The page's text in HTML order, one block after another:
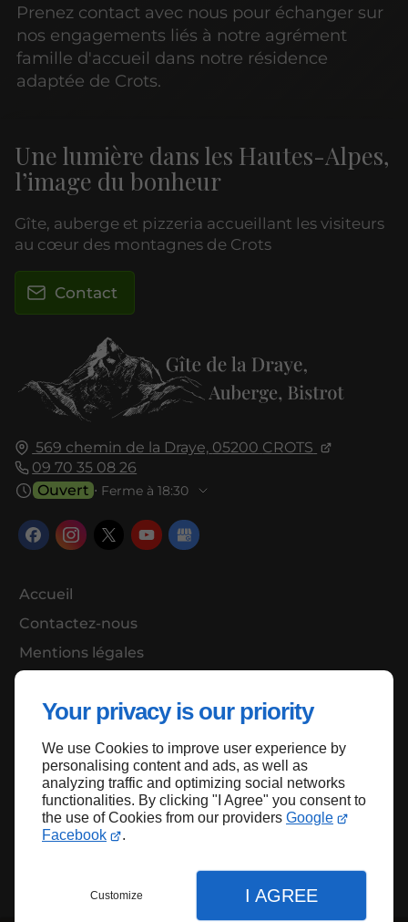
Your privacy is our priority
We use Cookies to improve user experience by
personalising content and ads, as well as
analyzing traffic and optimizing social networks
functionalities. By clicking "I Agree" you consent to
the use of Cookies from our providers Google
Facebook
.
Customize I AGREE
Prenez contact avec nous pour échanger sur
nos engagements liés à notre agrément
famille d'accueil dans notre résidence
adaptée de Crots.
569 chemin de la Draye, 05200 CROTS
09 70 35 08 26
Ouvert ⋅ Ferme à 18:30
Accueil
Contactez-nous
Mentions légales
Une lumière dans les Hautes-Alpes,
l’image du bonheur
Gîte, auberge et pizzeria accueillant les visiteurs
au cœur des montagnes de Crots
Contact
Haut de page